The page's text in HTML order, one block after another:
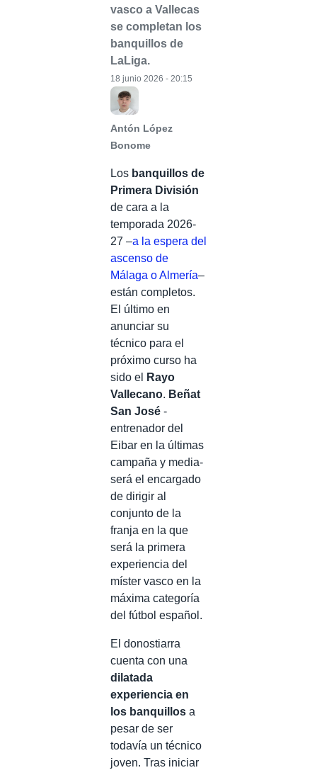
vasco a Vallecas
se completan los
banquillos de
LaLiga.
Antón López
Bonome
18 junio 2026 - 20:15
Los banquillos de
Primera División
de cara a la
temporada 2026-
27 –a la espera del
ascenso de
Málaga o Almería–
están completos.
El último en
anunciar su
técnico para el
próximo curso ha
sido el
Rayo
Vallecano. Beñat
San José -
entrenador del
Eibar en la últimas
campaña y media-
será el encargado
de dirigir al
conjunto de la
franja en la que
será la primera
experiencia del
míster vasco en la
máxima categoría
del fútbol español.
El donostiarra
cuenta con una
dilatada
experiencia en
los banquillos a
pesar de ser
todavía un técnico
joven. Tras iniciar